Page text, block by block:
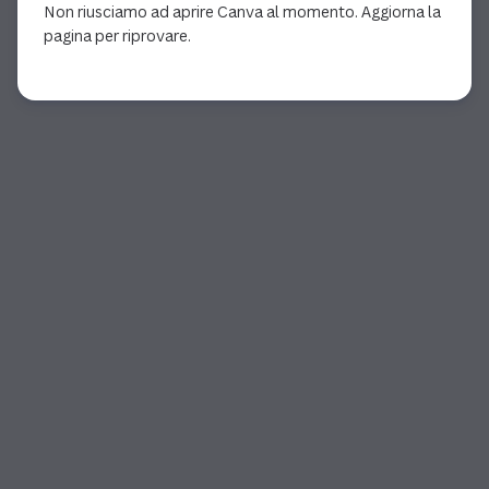
Non riusciamo ad aprire Canva al momento. Aggiorna la
pagina per riprovare.